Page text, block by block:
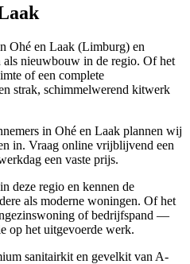
Ohé en Laak (Limburg) en
nieuwbouw in de regio. Of het
of een complete
strak, schimmelwerend kitwerk
in Ohé en Laak plannen wij
in. Vraag online vrijblijvend een
een vaste prijs.
deze regio en kennen de
als moderne woningen. Of het
of bedrijfspand —
op het uitgevoerde werk.
sanitairkit en gevelkit van A-